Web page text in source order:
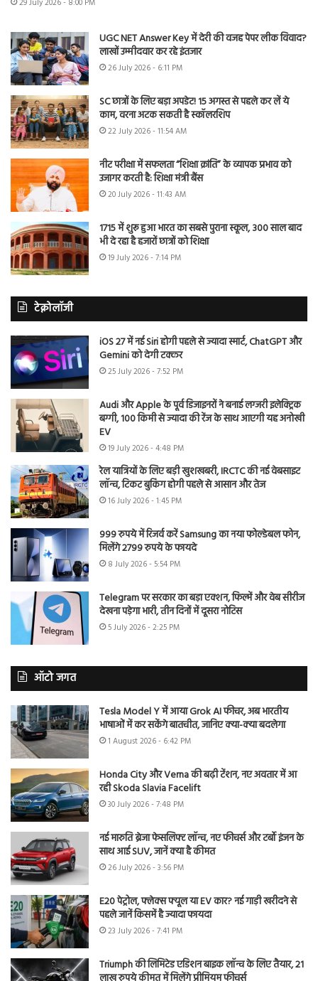
29 July 2026 - 8:00 PM
UGC NET Answer Key में देरी की वजह पेपर लीक विवाद?
लाखों उम्मीदवार कर रहे इंतजार
26 July 2026 - 6:11 PM
SC छात्रों के लिए बड़ा अपडेट! 15 अगस्त से पहले कर लें ये
काम, वरना अटक सकती है स्कॉलरशिप
22 July 2026 - 11:54 AM
नीट परीक्षा में सफलता “शिक्षा क्रांति” के व्यापक प्रभाव को
उजागर करती है: शिक्षा मंत्री बैंस
20 July 2026 - 11:43 AM
1715 में शुरू हुआ भारत का सबसे पुराना स्कूल, 300 साल बाद
भी दे रहा है हजारों छात्रों को शिक्षा
19 July 2026 - 7:14 PM
टेक्नोलॉजी
iOS 27 में नई Siri होगी पहले से ज्यादा स्मार्ट, ChatGPT और
Gemini को देगी टक्कर
25 July 2026 - 7:52 PM
Audi और Apple के पूर्व डिजाइनरों ने बनाई लग्जरी इलेक्ट्रिक
बग्गी, 100 किमी से ज्यादा की रेंज के साथ आएगी यह अनोखी
EV
19 July 2026 - 4:48 PM
रेल यात्रियों के लिए बड़ी खुशखबरी, IRCTC की नई वेबसाइट
लॉन्च, टिकट बुकिंग होगी पहले से आसान और तेज
16 July 2026 - 1:45 PM
999 रुपये में रिजर्व करें Samsung का नया फोल्डेबल फोन,
मिलेंगे 2799 रुपये के फायदे
8 July 2026 - 5:54 PM
Telegram पर सरकार का बड़ा एक्शन, फिल्में और वेब सीरीज
देखना पड़ेगा भारी, तीन दिनों में दूसरा नोटिस
5 July 2026 - 2:25 PM
ऑटो जगत
Tesla Model Y में आया Grok AI फीचर, अब भारतीय
भाषाओं में कर सकेंगे बातचीत, जानिए क्या-क्या बदलेगा
1 August 2026 - 6:42 PM
Honda City और Verna की बढ़ी टेंशन, नए अवतार में आ
रही Skoda Slavia Facelift
30 July 2026 - 7:48 PM
नई मारुति ब्रेजा फेसलिफ्ट लॉन्च, नए फीचर्स और टर्बो इंजन के
साथ आई SUV, जानें क्या है कीमत
26 July 2026 - 3:56 PM
E20 पेट्रोल, फ्लेक्स फ्यूल या EV कार? नई गाड़ी खरीदने से
पहले जानें किसमें है ज्यादा फायदा
23 July 2026 - 7:41 PM
Triumph की लिमिटेड एडिशन बाइक लॉन्च के लिए तैयार, 21